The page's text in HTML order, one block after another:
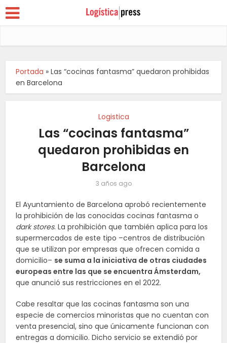
Portada »Las “cocinas fantasma” quedaron prohibidas
en Barcelona
Logistica
Las “cocinas fantasma”
quedaron prohibidas en
Barcelona
3 años ago
El Ayuntamiento de Barcelona aprobó recientemente
la prohibición de las conocidas cocinas fantasma o
dark stores. La prohibición que también aplica para los
supermercados de este tipo –centros de distribución
que se utilizan por empresas que ofrecen comida a
domicilio– se suma a la iniciativa de otras ciudades
europeas entre las que se encuentra Ámsterdam,
que anunció sus restricciones en el 2022.
Cabe resaltar que las cocinas fantasma son una
especie de comercios minoristas que no cuentan con
venta presencial, sino que únicamente funcionan con
entregas a domicilio. Dicho servicio se extendió por